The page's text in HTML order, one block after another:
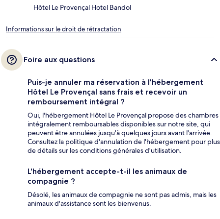
Hôtel Le Provençal Hotel Bandol
Informations sur le droit de rétractation
Foire aux questions
Puis-je annuler ma réservation à l'hébergement
Hôtel Le Provençal sans frais et recevoir un
remboursement intégral ?
Oui, l'hébergement Hôtel Le Provençal propose des chambres
intégralement remboursables disponibles sur notre site, qui
peuvent être annulées jusqu'à quelques jours avant l'arrivée.
Consultez la politique d'annulation de l'hébergement pour plus
de détails sur les conditions générales d'utilisation.
L'hébergement accepte-t-il les animaux de
compagnie ?
Désolé, les animaux de compagnie ne sont pas admis, mais les
animaux d'assistance sont les bienvenus.